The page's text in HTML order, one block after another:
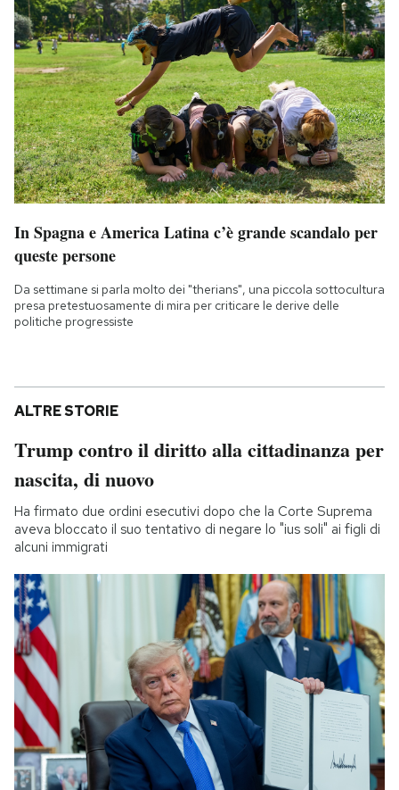
In Spagna e America Latina c’è grande scandalo per
queste persone
Da settimane si parla molto dei "therians", una piccola sottocultura
presa pretestuosamente di mira per criticare le derive delle
politiche progressiste
ALTRE STORIE
Trump contro il diritto alla cittadinanza per
nascita, di nuovo
Ha firmato due ordini esecutivi dopo che la Corte Suprema
aveva bloccato il suo tentativo di negare lo "ius soli" ai figli di
alcuni immigrati